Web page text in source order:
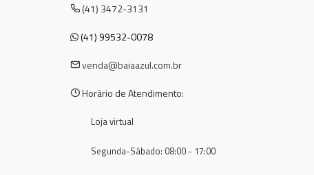
(41) 3472-3131
(41) 99532-0078
venda@baiaazul.com.br
Horário de Atendimento:
Loja virtual
Segunda-Sábado: 08:00 - 17:00